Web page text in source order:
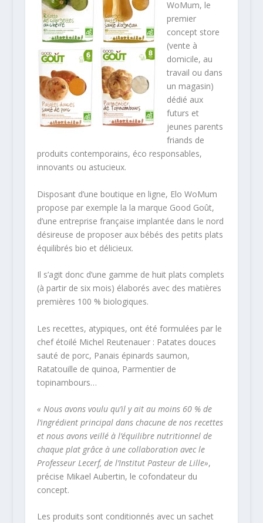
WoMum, le
premier
concept store
(vente à
domicile, au
travail ou dans
un magasin)
dédié aux
futurs et
jeunes parents
friands de
produits contemporains, éco responsables,
innovants ou astucieux.
Disposant d’une boutique en ligne, Elo WoMum
propose par exemple la la marque Good Goût,
d’une entreprise française implantée dans le nord
désireuse de proposer aux bébés des petits plats
équilibrés bio et délicieux.
Il s’agit donc d’une gamme de huit plats complets
(à partir de six mois) élaborés avec des matières
premières 100 % biologiques.
Les recettes, atypiques, ont été formulées par le
chef étoilé Michel Reutenauer : Patates douces
sauté de porc, Panais épinards saumon,
Ratatouille de quinoa, Parmentier de
topinambours…
« Nous avons voulu qu’il y ait au moins 60 % de
l’ingrédient principal dans chacune de nos recettes
et nous avons veillé à l’équilibre nutritionnel de
chaque plat grâce à une collaboration avec le
Professeur Lecerf, de l’Institut Pasteur de Lille»,
précise Mikael Aubertin, le cofondateur du
concept.
Les produits sont conditionnés avec un sachet